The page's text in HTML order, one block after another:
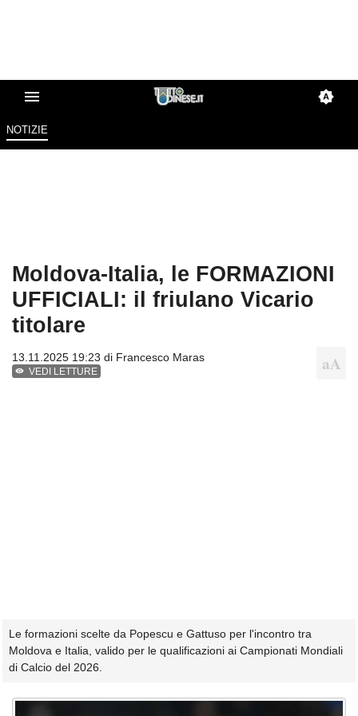
NOTIZIE
Moldova-Italia, le FORMAZIONI
UFFICIALI: il friulano Vicario
titolare
13.11.2025 19:23 di Francesco Maras
VEDI LETTURE
Le formazioni scelte da Popescu e Gattuso per l'incontro tra
Moldova e Italia, valido per le qualificazioni ai Campionati Mondiali
di Calcio del 2026.